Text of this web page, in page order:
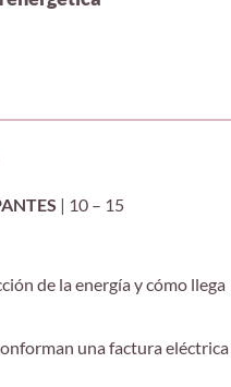
| 10 – 15
de la energía y cómo llega
una factura eléctrica